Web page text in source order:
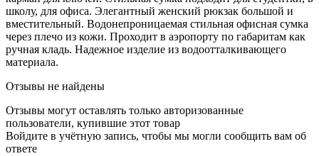
школу, для офиса. Элегантный женский рюкзак большой и
вместительный. Водонепроницаемая стильная офисная сумка
через плечо из кожи. Проходит в аэропорту по габаритам как
ручная кладь. Надежное изделие из водоотталкивающего
материала.
Отзывы не найдены
Отзывы могут оставлять только авторизованные
пользователи, купившие этот товар
Войдите в учётную запись, чтобы мы могли сообщить вам об
ответе